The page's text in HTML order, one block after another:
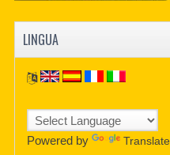
LINGUA
Powered by Translate